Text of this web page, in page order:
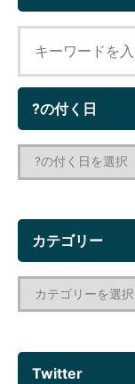
?の付く日
カテゴリー
Twitter